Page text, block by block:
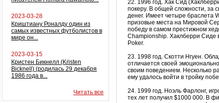
2023-03-28
Криштиану Роналду один из
самых известных футболистов в
мире он...
2023-03-15
Кристен Бикнелл (Kristen
Bicknell) (родилась 29 декабря
1986 года в...
Читать все
22. 1996 год. Хак Сид (
покеру. В общей сложности, за
денег. Имеет четыре браслета
призовые места на Мировой
победу в самом престижном
Championship. Хаклберри Сиде
Poker.
23. 1998 год. Скотти Нгуен.
отличается своей
своим поведением. Несколько
ему удалось войти в тройку
24. 1999 год. Ноэль Фарлонг,
тех лет получил $1000 000. В